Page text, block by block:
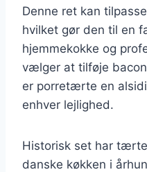
Denne ret kan
hvilket gør den til en
hjemmekokke og
vælger at tilføje
er porretærte en
enhver lejlighed.
Historisk set har
danske køkken i